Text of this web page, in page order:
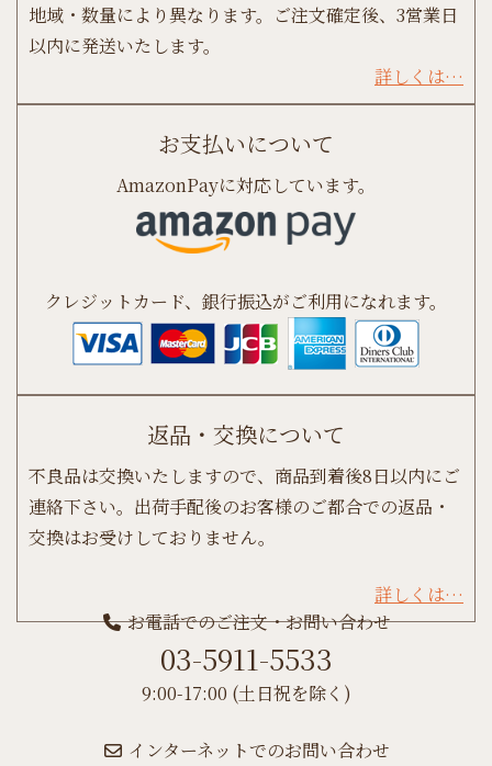
地域・数量により異なります。ご注文確定後、3営業日
以内に発送いたします。
詳しくは…
お支払いについて
AmazonPayに対応しています。
クレジットカード、銀行振込がご利用になれます。
返品・交換について
不良品は交換いたしますので、商品到着後8日以内にご
連絡下さい。出荷手配後のお客様のご都合での返品・
交換はお受けしておりません。
詳しくは…
お電話でのご注文・お問い合わせ
03-5911-5533
9:00-17:00 (土日祝を除く)
インターネットでのお問い合わせ